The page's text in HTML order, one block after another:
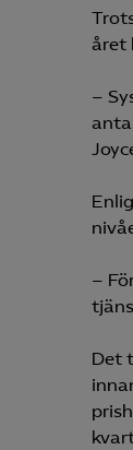
året
–
–
Det